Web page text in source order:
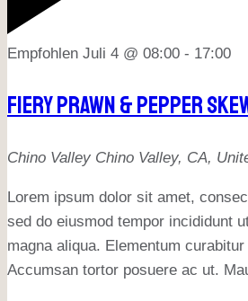
Empfohlen Juli 4 @ 08:00 - 17:00
Fiery Prawn & Pepper
Chino Valley Chino Valley, CA,
Lorem ipsum dolor sit amet,
sed do eiusmod tempor incididunt
magna aliqua. Elementum
Accumsan tortor posuere ac ut.